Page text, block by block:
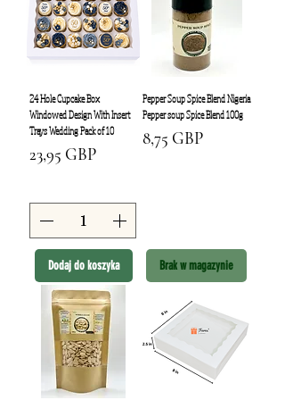
24 Hole Cupcake Box
Windowed Design With Insert
Trays Wedding Pack of 10
Cena
23,95 GBP
Dodaj do koszyka
Pepper Soup Spice Blend Nigeria
Pepper soup Spice Blend 100g
Cena
8,75 GBP
Brak w magazynie